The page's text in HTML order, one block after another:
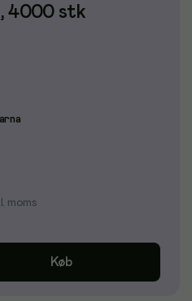
4000 stk
moms
Køb